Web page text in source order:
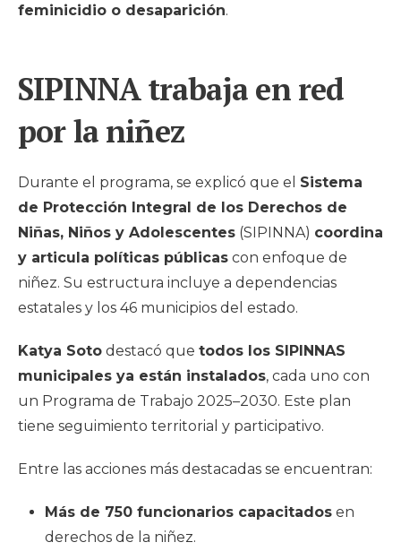
feminicidio o desaparición.
SIPINNA trabaja en red
por la niñez
Durante el programa, se explicó que el Sistema
de Protección Integral de los Derechos de
Niñas, Niños y Adolescentes (SIPINNA) coordina
y articula políticas públicas con enfoque de
niñez. Su estructura incluye a dependencias
estatales y los 46 municipios del estado.
Katya Soto destacó que todos los SIPINNAS
municipales ya están instalados, cada uno con
un Programa de Trabajo 2025–2030. Este plan
tiene seguimiento territorial y participativo.
Entre las acciones más destacadas se encuentran:
Más de 750 funcionarios capacitados en
derechos de la niñez.